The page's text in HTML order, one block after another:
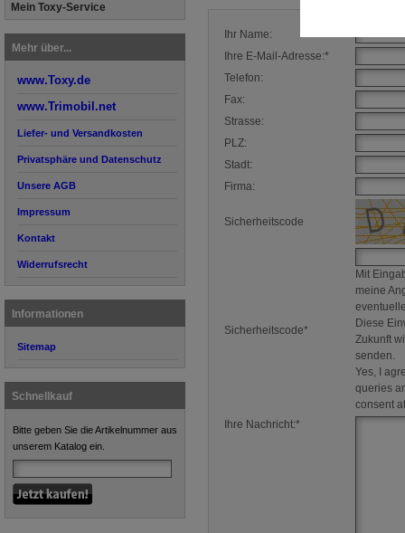
Mein Toxy-Service
Mehr über...
www.Toxy.de
www.Trimobil.net
Liefer- und Versandkosten
Privatsphäre und Datenschutz
Unsere AGB
Impressum
Kontakt
Widerrufsrecht
Informationen
Sitemap
Schnellkauf
Bitte geben Sie die Artikelnummer aus
unserem Katalog ein.
Ihr Name:
Ihre E-Mail-Adresse:*
Telefon:
Fax:
Strasse:
PLZ:
Stadt:
Firma:
Sicherheitscode
Sicherheitscode*
Mit
meine
Diese
Zukunft
senden.
Yes, I
queries
consent
Ihre Nachricht:*